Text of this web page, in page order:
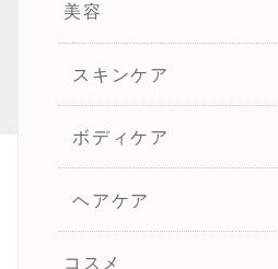
美容
スキンケア
ボディケア
ヘアケア
コスメ